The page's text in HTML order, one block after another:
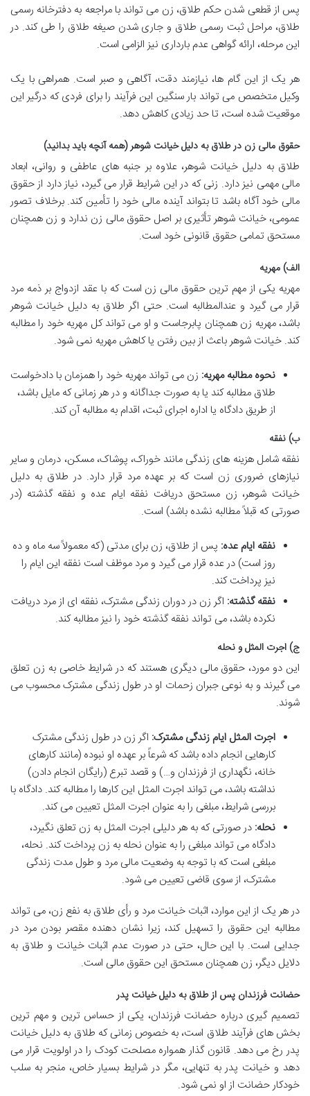
پس از قطعی شدن حکم طلاق، زن می تواند با مراجعه به دفترخانه رسمی
طلاق، مراحل ثبت رسمی طلاق و جاری شدن صیغه طلاق را طی کند. در
این مرحله، ارائه گواهی عدم بارداری نیز الزامی است.
هر یک از این گام ها، نیازمند دقت، آگاهی و صبر است. همراهی با یک
وکیل متخصص می تواند بار سنگین این فرآیند را برای فردی که درگیر این
موقعیت شده است، تا حد زیادی کاهش دهد.
حقوق مالی زن در طلاق به دلیل خیانت شوهر (همه آنچه باید بدانید)
طلاق به دلیل خیانت شوهر، علاوه بر جنبه های عاطفی و روانی، ابعاد
مالی مهمی نیز دارد. زنی که در این شرایط قرار می گیرد، نیاز دارد از حقوق
مالی خود آگاه باشد تا بتواند آینده مالی خود را تأمین کند. برخلاف تصور
عمومی، خیانت شوهر تأثیری بر اصل حقوق مالی زن ندارد و زن همچنان
مستحق تمامی حقوق قانونی خود است.
الف) مهریه
مهریه یکی از مهم ترین حقوق مالی زن است که با عقد ازدواج بر ذمه مرد
قرار می گیرد و عندالمطالبه است. حتی اگر طلاق به دلیل خیانت شوهر
باشد، مهریه زن همچنان پابرجاست و او می تواند کل مهریه خود را مطالبه
کند. خیانت شوهر باعث از بین رفتن یا کاهش مهریه نمی شود.
نحوه مطالبه مهریه: زن می تواند مهریه خود را همزمان با دادخواست
طلاق مطالبه کند یا به صورت جداگانه و در هر زمانی که مایل باشد،
از طریق دادگاه یا اداره اجرای ثبت، اقدام به مطالبه آن کند.
ب) نفقه
نفقه شامل هزینه های زندگی مانند خوراک، پوشاک، مسکن، درمان و سایر
نیازهای ضروری زن است که بر عهده مرد قرار دارد. در طلاق به دلیل
خیانت شوهر، زن مستحق دریافت نفقه ایام عده و نفقه گذشته (در
صورتی که قبلاً مطالبه نشده باشد) است.
نفقه ایام عده: پس از طلاق، زن برای مدتی (که معمولاً سه ماه و ده
روز است) در عده قرار می گیرد و مرد موظف است نفقه این ایام را
نیز پرداخت کند.
نفقه گذشته: اگر زن در دوران زندگی مشترک، نفقه ای از مرد دریافت
نکرده باشد، می تواند نفقه گذشته خود را نیز مطالبه کند.
ج) اجرت المثل و نحله
این دو مورد، حقوق مالی دیگری هستند که در شرایط خاصی به زن تعلق
می گیرند و به نوعی جبران زحمات او در طول زندگی مشترک محسوب می
شوند.
اجرت المثل ایام زندگی مشترک: اگر زن در طول زندگی مشترک
کارهایی انجام داده باشد که شرعاً بر عهده او نبوده (مانند کارهای
خانه، نگهداری از فرزندان و…) و قصد تبرع (رایگان انجام دادن)
نداشته باشد، می تواند اجرت المثل این کارها را مطالبه کند. دادگاه با
بررسی شرایط، مبلغی را به عنوان اجرت المثل تعیین می کند.
نحله: در صورتی که به هر دلیلی اجرت المثل به زن تعلق نگیرد،
دادگاه می تواند مبلغی را به عنوان نحله به زن پرداخت کند. نحله،
مبلغی است که با توجه به وضعیت مالی مرد و طول مدت زندگی
مشترک، از سوی قاضی تعیین می شود.
در هر یک از این موارد، اثبات خیانت مرد و رأی طلاق به نفع زن، می تواند
مطالبه این حقوق را تسهیل کند، زیرا نشان دهنده مقصر بودن مرد در
جدایی است. با این حال، حتی در صورت عدم اثبات خیانت و طلاق به
دلایل دیگر، زن همچنان مستحق این حقوق مالی است.
حضانت فرزندان پس از طلاق به دلیل خیانت پدر
تصمیم گیری درباره حضانت فرزندان، یکی از حساس ترین و مهم ترین
بخش های فرآیند طلاق است، به خصوص زمانی که طلاق به دلیل خیانت
پدر رخ می دهد. قانون گذار همواره مصلحت کودک را در اولویت قرار می
دهد و خیانت پدر به تنهایی، مگر در شرایط بسیار خاص، منجر به سلب
خودکار حضانت از او نمی شود.